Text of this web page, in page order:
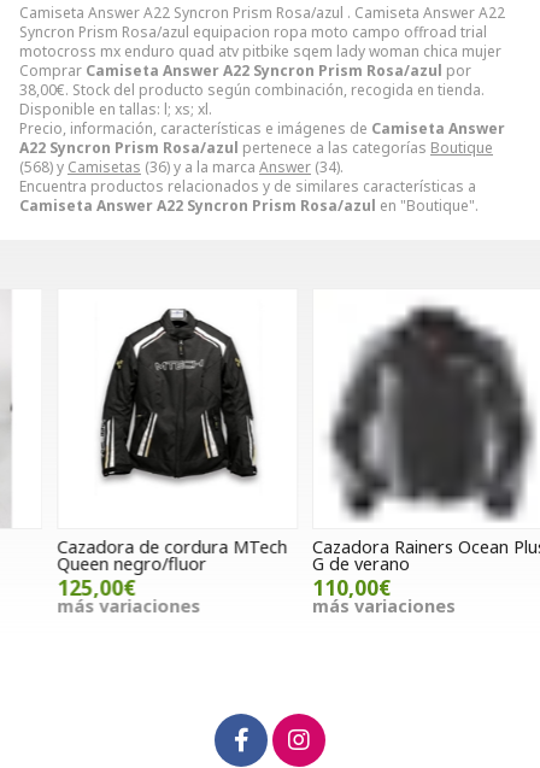
Camiseta Answer A22 Syncron Prism Rosa/azul . Camiseta Answer A22
Syncron Prism Rosa/azul equipacion ropa moto campo offroad trial
motocross mx enduro quad atv pitbike sqem lady woman chica mujer
Comprar Camiseta Answer A22 Syncron Prism Rosa/azul por
38,00€. Stock del producto según combinación, recogida en tienda.
Disponible en tallas: l; xs; xl.
Precio, información, características e imágenes de Camiseta Answer
A22 Syncron Prism Rosa/azul pertenece a las categorías Boutique
(568) y Camisetas (36) y a la marca Answer (34).
Encuentra productos relacionados y de similares características a
Camiseta Answer A22 Syncron Prism Rosa/azul en "Boutique".
Cazadora de cordura MTech
Queen negro/fluor
125,00€
más variaciones
Cazadora Rainers Ocean Plus
G de verano
110,00€
más variaciones